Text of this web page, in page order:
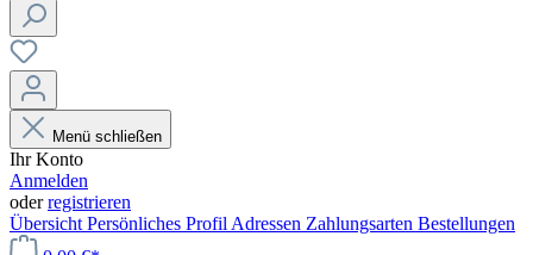
Menü schließen
Ihr Konto
Anmelden
oderregistrieren
Übersicht Persönliches Profil Adressen Zahlungsarten Bestellungen